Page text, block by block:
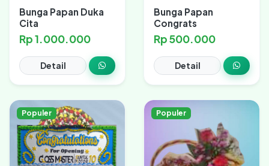
Bunga Papan Duka
Cita
Rp 1.000.000
Detail
Bunga Papan
Congrats
Rp 500.000
Detail
Populer Populer